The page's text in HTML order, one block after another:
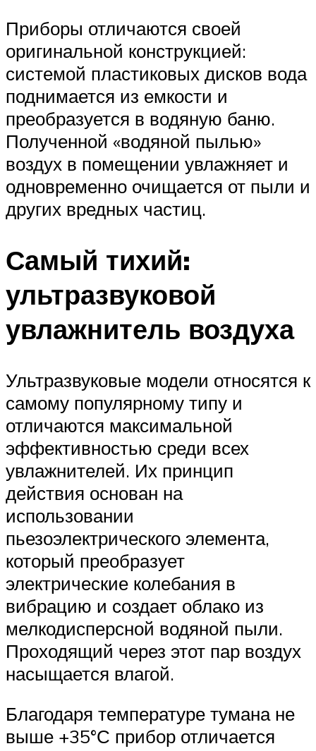
Приборы отличаются своей
оригинальной конструкцией:
системой пластиковых дисков вода
поднимается из емкости и
преобразуется в водяную баню.
Полученной «водяной пылью»
воздух в помещении увлажняет и
одновременно очищается от пыли и
других вредных частиц.
Самый тихий:
ультразвуковой
увлажнитель воздуха
Ультразвуковые модели относятся к
самому популярному типу и
отличаются максимальной
эффективностью среди всех
увлажнителей. Их принцип
действия основан на
использовании
пьезоэлектрического элемента,
который преобразует
электрические колебания в
вибрацию и создает облако из
мелкодисперсной водяной пыли.
Проходящий через этот пар воздух
насыщается влагой.
Благодаря температуре тумана не
выше +35°С прибор отличается